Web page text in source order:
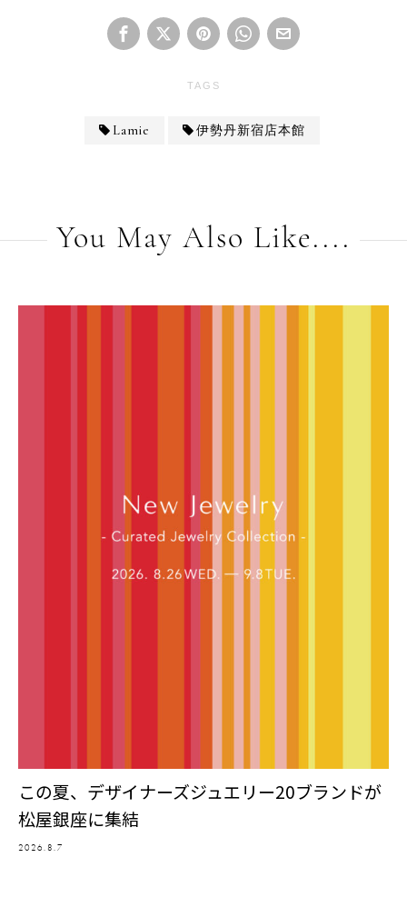
TAGS
Lamie 伊勢丹新宿店本館
You May Also Like....
この夏、デザイナーズジュエリー20ブランドが
松屋銀座に集結
2026.8.7